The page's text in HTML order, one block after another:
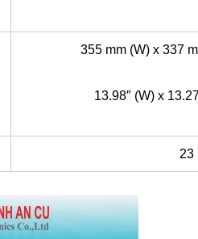
355 mm (W) x 337
13.98″ (W) x
23